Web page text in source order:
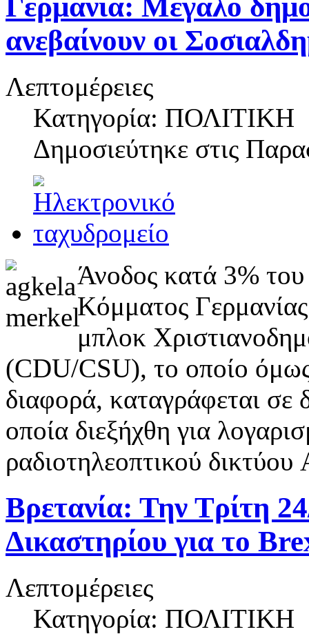
Γερμανία: Μεγάλο
ανεβαίνουν οι
Λεπτομέρειες
Κατηγορία: ΠΟΛΙΤΙΚΗ
Δημοσιεύτηκε στις
Άνοδος κατά 3%
Κόμματος
μπλοκ
(CDU/CSU), το οποίο
διαφορά, καταγράφεται
οποία διεξήχθη για
ραδιοτηλεοπτικού
Βρετανία: Την Τρίτη
Δικαστηρίου για το
Λεπτομέρειες
Κατηγορία: ΠΟΛΙΤΙΚΗ